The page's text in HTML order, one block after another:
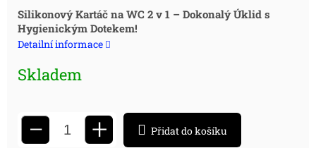
Měrná
cena:
Silikonový Kartáč na WC 2 v 1 – Dokonalý Úklid s
Hygienickým Dotekem!
Detailní informace
Skladem
− + Přidat do košíku